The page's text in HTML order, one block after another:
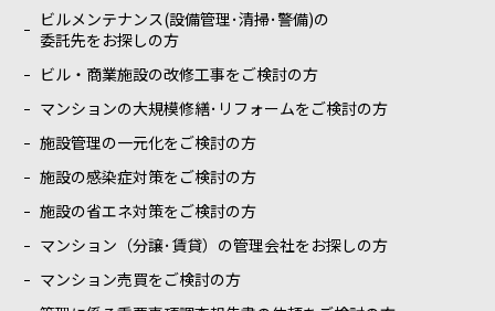
ビルメンテナンス(設備管理･清掃･警備)の
委託先をお探しの方
ビル・商業施設の改修工事をご検討の方
マンションの大規模修繕･リフォームをご検討の方
施設管理の一元化をご検討の方
施設の感染症対策をご検討の方
施設の省エネ対策をご検討の方
マンション（分譲･賃貸）の管理会社をお探しの方
マンション売買をご検討の方